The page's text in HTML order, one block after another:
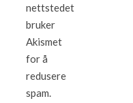
nettstedet
bruker
Akismet
for å
redusere
spam.